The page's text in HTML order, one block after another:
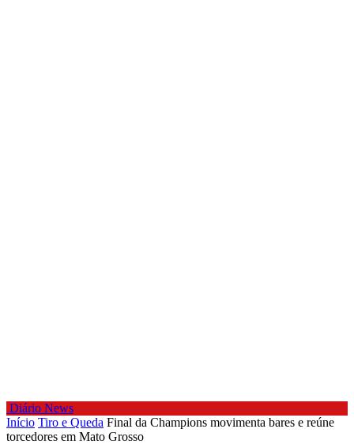
Diário News
Início Tiro e Queda Final da Champions movimenta bares e reúne
torcedores em Mato Grosso